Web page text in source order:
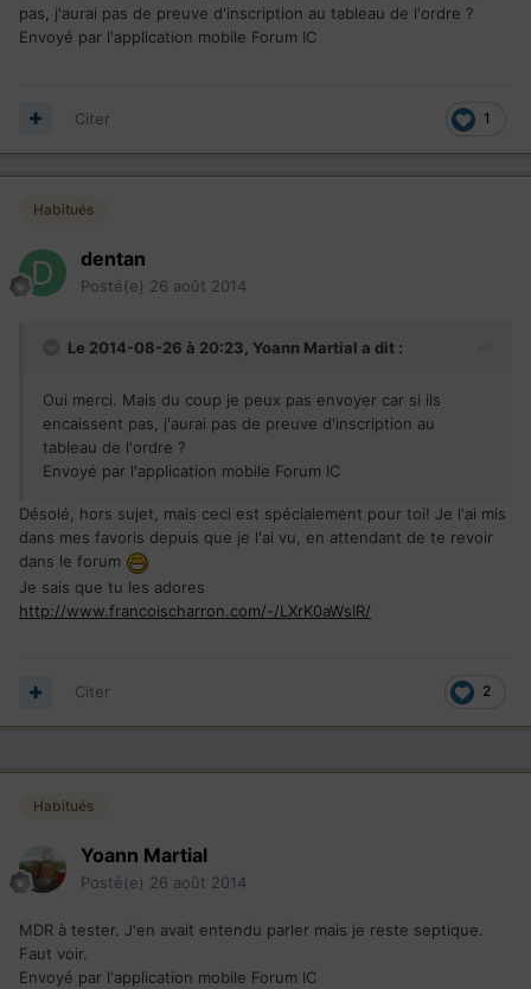
pas, j'aurai pas de preuve d'inscription au tableau de l'ordre ?
Envoyé par l'application mobile Forum IC
1
Citer
Habitués
dentan
Posté(e) 26 août 2014
Le 2014-08-26 à 20:23, Yoann Martial a dit :
Oui merci. Mais du coup je peux pas envoyer car si ils
encaissent pas, j'aurai pas de preuve d'inscription au
tableau de l'ordre ?
Envoyé par l'application mobile Forum IC
Désolé, hors sujet, mais ceci est spécialement pour toi! Je l'ai mis
dans mes favoris depuis que je l'ai vu, en attendant de te revoir
dans le forum
Je sais que tu les adores
http://www.francoischarron.com/-/LXrK0aWsIR/
2
Citer
Habitués
Yoann Martial
Posté(e) 26 août 2014
MDR à tester. J'en avait entendu parler mais je reste septique.
Faut voir.
Envoyé par l'application mobile Forum IC